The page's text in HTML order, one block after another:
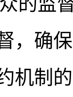
， 确
机制